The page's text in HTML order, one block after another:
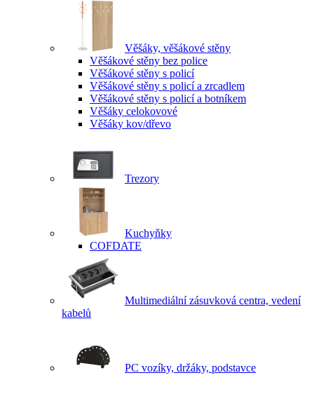
Věšáky, věšákové stěny
Věšákové stěny bez police
Věšákové stěny s policí
Věšákové stěny s policí a zrcadlem
Věšákové stěny s policí a botníkem
Věšáky celokovové
Věšáky kov/dřevo
Trezory
Kuchyňky
COFDATE
Multimediální zásuvková centra, vedení
kabelů
PC vozíky, držáky, podstavce